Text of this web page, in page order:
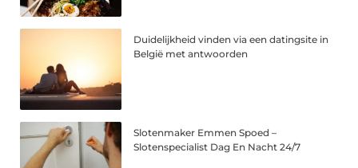
Duidelijkheid vinden via een datingsite in
België met antwoorden
Slotenmaker Emmen Spoed –
Slotenspecialist Dag En Nacht 24/7